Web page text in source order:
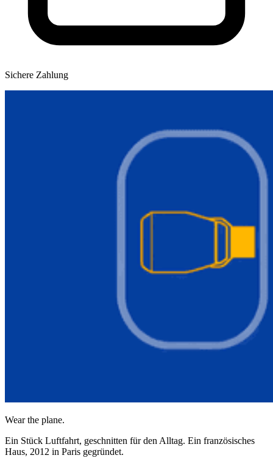
Sichere Zahlung
Wear the plane.
Ein Stück Luftfahrt, geschnitten für den Alltag. Ein französisches
Haus, 2012 in Paris gegründet.